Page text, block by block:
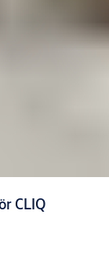
CLIQ